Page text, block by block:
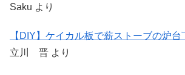
Saku より
【DIY】ケイカル板で薪ストーブの炉
立川 晋 より